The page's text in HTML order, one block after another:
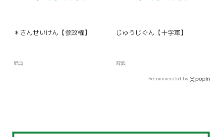
＊さんせいけん【参政権】
辞典
じゅうじぐん【十字軍】
辞典
Recommended by